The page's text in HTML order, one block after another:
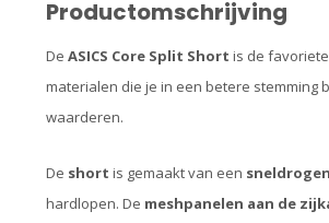
Productomschrijving
De ASICS Core Split Short is de
materialen die je in een betere stemming
waarderen.
De short is gemaakt van een
hardlopen. De meshpanelen aan de